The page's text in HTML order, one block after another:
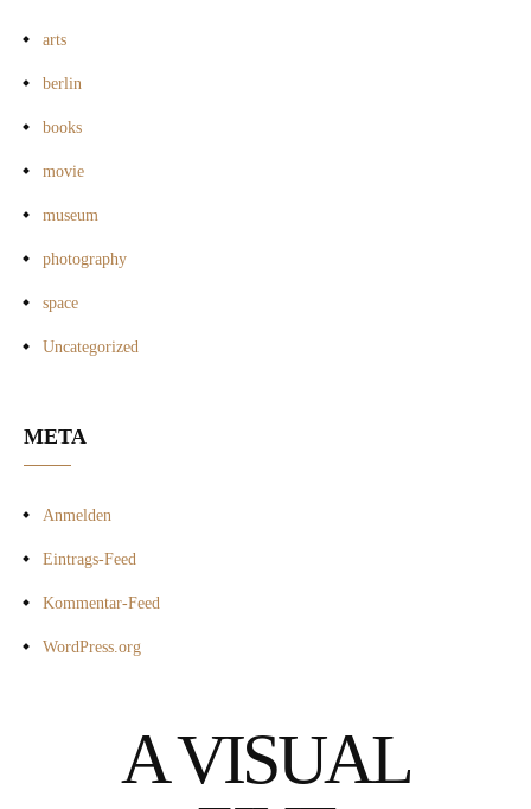
arts
berlin
books
movie
museum
photography
space
Uncategorized
META
Anmelden
Eintrags-Feed
Kommentar-Feed
WordPress.org
A VISUAL